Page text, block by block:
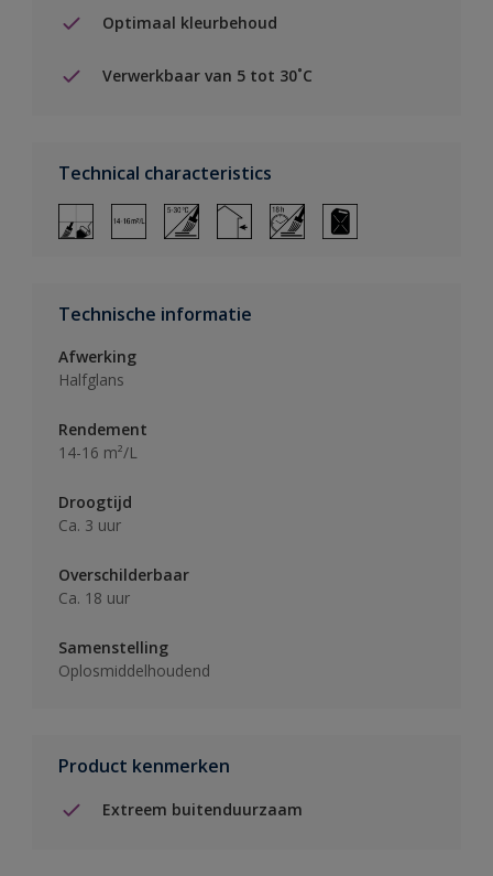
Optimaal kleurbehoud
Verwerkbaar van 5 tot 30˚C
Technical characteristics
Technische informatie
Afwerking
Halfglans
Rendement
14-16 m²/L
Droogtijd
Ca. 3 uur
Overschilderbaar
Ca. 18 uur
Samenstelling
Oplosmiddelhoudend
Product kenmerken
Extreem buitenduurzaam